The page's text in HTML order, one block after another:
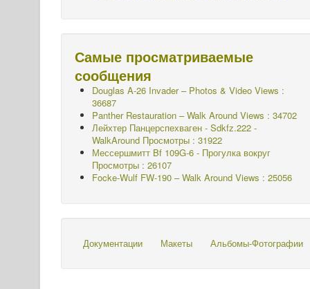
Самые просматриваемые
сообщения
Douglas A-26 Invader – Photos & Video Views :
36687
Panther Restauration – Walk Around Views : 34702
Лейхтер Панцерспехваген - Sdkfz.222 -
WalkAround Просмотры : 31922
Мессершмитт Bf 109G-6 - Прогулка вокруг
Просмотры : 26107
Focke-Wulf FW-190 – Walk Around Views : 25056
Документации Макеты Альбомы-Фотографии